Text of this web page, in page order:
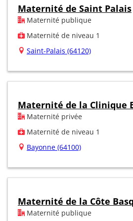
Maternité de Saint Palais
Maternité publique
Maternité de niveau 1
Saint-Palais (64120)
Maternité de la Clinique
Maternité privée
Maternité de niveau 1
Bayonne (64100)
Maternité de la Côte
Maternité publique